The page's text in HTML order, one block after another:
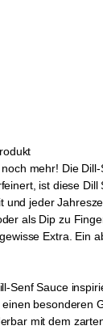
mehr! Die
ist diese
jeder
als Dip zu
Extra. Ein
Sauce
mit dem